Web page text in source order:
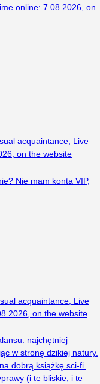
online: 7.08.2026 on
acquaintance Live
on the website
Nie mam konta VIP,
acquaintance Live
on the website
najchętniej
w stronę dzikiej natury.
dobrą książkę sci-fi.
(i te bliskie, i te